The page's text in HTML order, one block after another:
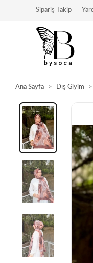
Sipariş Takip
Ana Sayfa Dış Giyim